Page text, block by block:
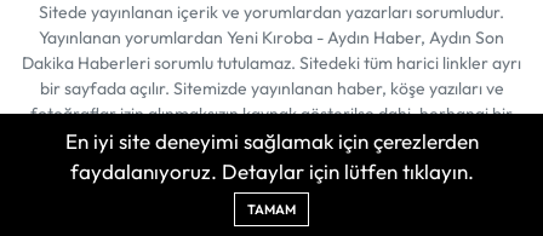
Sitede yayınlanan içerik ve yorumlardan yazarları sorumludur.
Yayınlanan yorumlardan Yeni Kıroba - Aydın Haber, Aydın Son
Dakika Haberleri sorumlu tutulamaz. Sitedeki tüm harici linkler ayrı
bir sayfada açılır. Sitemizde yayınlanan haber, köşe yazıları ve
fotoğraflar izin alınmaksızın kaynak gösterilse dahi, herhangi bir
ortamda kullanılamaz ve yayınlanamaz
| Copyright © 2026
En iyi site deneyimi sağlamak için çerezlerden
faydalanıyoruz. Detaylar için lütfen tıklayın.
TAMAM